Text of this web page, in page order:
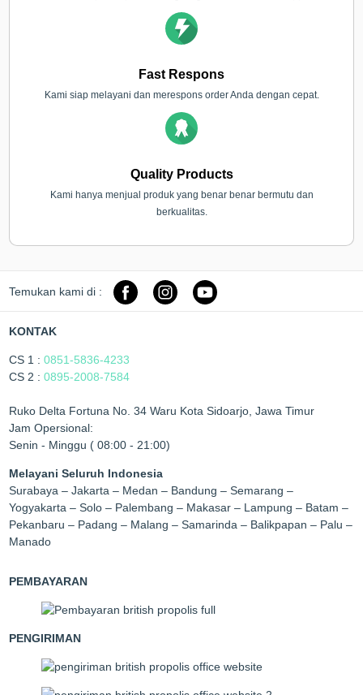
Fast Respons
Kami siap melayani dan merespons order Anda dengan cepat.
Quality Products
Kami hanya menjual produk yang benar benar bermutu dan
berkualitas.
Temukan kami di :
KONTAK
CS 1 :0851-5836-4233
CS 2 :0895-2008-7584
Ruko Delta Fortuna No. 34 Waru Kota Sidoarjo, Jawa Timur
Jam Opersional:
Senin - Minggu ( 08:00 - 21:00)
Melayani Seluruh Indonesia
Surabaya – Jakarta – Medan – Bandung – Semarang –
Yogyakarta – Solo – Palembang – Makasar – Lampung – Batam –
Pekanbaru – Padang – Malang – Samarinda – Balikpapan – Palu –
Manado
PEMBAYARAN
PENGIRIMAN